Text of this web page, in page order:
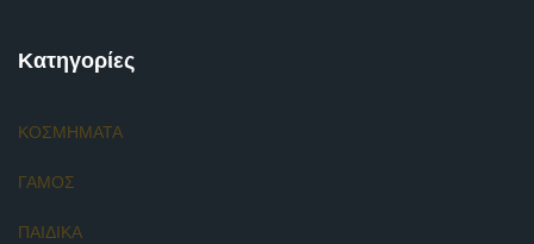
Κατηγορίες
ΚΟΣΜΗΜΑΤΑ
ΓΑΜΟΣ
ΠΑΙΔΙΚΑ